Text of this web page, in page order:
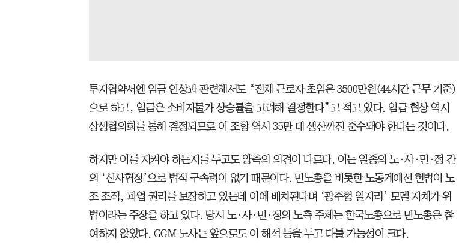
투자협약서엔 임금 인상과 관련해서도 “전체 근로자 초임은 3500만원(44시간 근무 기준)
으로 하고, 임금은 소비자물가 상승률을 고려해 결정한다”고 적고 있다. 임금 협상 역시
상생협의회를 통해 결정되므로 이 조항 역시 35만 대 생산까진 준수돼야 한다는 것이다.
하지만 이를 지켜야 하는지를 두고도 양측의 의견이 다르다. 이는 일종의 노·사·민·정 간
의 ‘신사협정’으로 법적 구속력이 없기 때문이다. 민노총을 비롯한 노동계에선 헌법이 노
조 조직, 파업 권리를 보장하고 있는데 이에 배치된다며 ‘광주형 일자리’ 모델 자체가 위
법이라는 주장을 하고 있다. 당시 노·사·민·정의 노측 주체는 한국노총으로 민노총은 참
여하지 않았다. GGM 노사는 앞으로도 이 해석 등을 두고 다툴 가능성이 크다.